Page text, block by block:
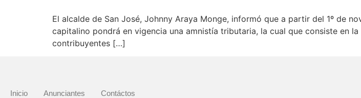
El alcalde de San José, Johnny Araya Monge, informó que a partir del 1º de
capitalino pondrá en vigencia una amnistía tributaria, la cual que consiste en
contribuyentes […]
Inicio Anunciantes Contáctos